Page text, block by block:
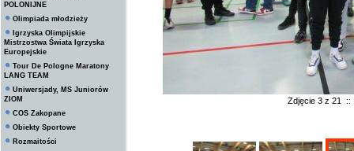
POLONIJNE
Olimpiada młodzieży
Igrzyska Olimpijskie
Mistrzostwa Świata Igrzyska
Europejskie
Tour De Pologne Maratony
LANG TEAM
Uniwersjady, MS Juniorów
ZIOM
COS Zakopane
Obiekty Sportowe
Rozmaitości
Zdjęcie 3 z 21 ::